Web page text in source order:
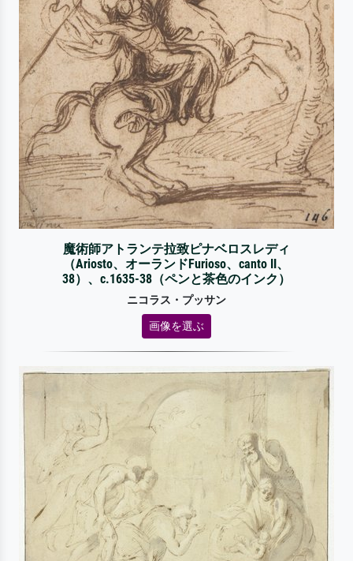
魔術師アトランテ拉致ピナベロスレディ
（Ariosto、オーランドFurioso、canto II、
38）、c.1635-38（ペンと茶色のインク）
ニコラス・プッサン
画像を選ぶ